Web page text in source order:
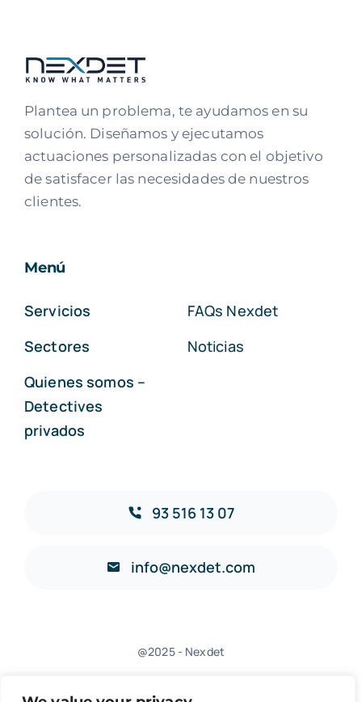
Plantea un problema, te ayudamos en su
solución. Diseñamos y ejecutamos
actuaciones personalizadas con el objetivo
de satisfacer las necesidades de nuestros
clientes.
Menú
Servicios
Sectores
Quienes somos –
Detectives
privados
FAQs Nexdet
Noticias
93 516 13 07
info@nexdet.com
@2025 - Nexdet